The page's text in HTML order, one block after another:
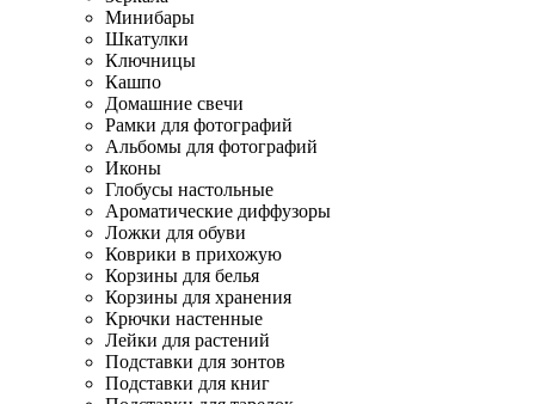
Минибары
Шкатулки
Ключницы
Кашпо
Домашние свечи
Рамки для фотографий
Альбомы для фотографий
Иконы
Глобусы настольные
Ароматические диффузоры
Ложки для обуви
Коврики в прихожую
Корзины для белья
Корзины для хранения
Крючки настенные
Лейки для растений
Подставки для зонтов
Подставки для книг